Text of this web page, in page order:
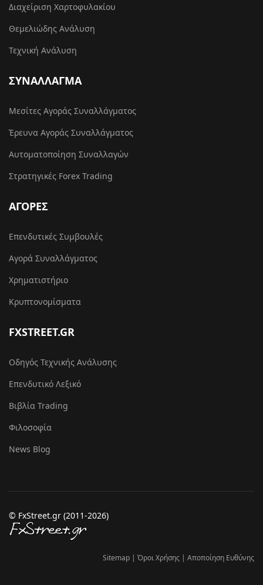
Διαχείριση Χαρτοφυλακίου
Θεμελιώδης Ανάλυση
Τεχνική Ανάλυση
ΣΥΝΑΛΛΑΓΜΑ
Μεσίτες Αγοράς Συναλλάγματος
Έρευνα Αγοράς Συναλλάγματος
Αυτοματοποίηση Συναλλαγών
Στρατηγικές Forex Trading
ΑΓΟΡΕΣ
Επενδυτικές Συμβουλές
Αγορά Συναλλάγματος
Χρηματιστήριο
Κρυπτονομίσματα
FXSTREET.GR
Οδηγός Τεχνικής Ανάλυσης
Επενδυτικό Λεξικό
Βιβλία Trading
Φιλοσοφία
News Blog
© FxStreet.gr (2011-2026)
Sitemap | Όροι Χρήσης | Αποποίηση Ευθύνης